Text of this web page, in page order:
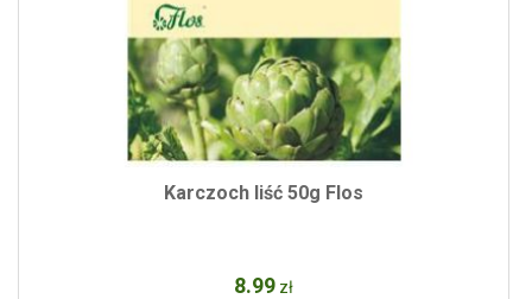
Karczoch liść 50g Flos
8.99 zł